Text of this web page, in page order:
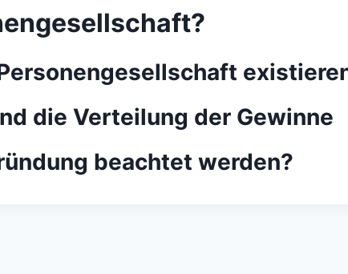
die Verteilung der Gewinne
beachtet werden?